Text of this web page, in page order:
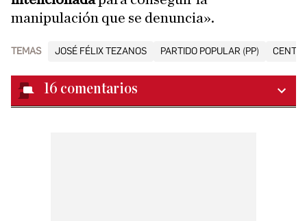
manipulación que se denuncia».
TEMAS JOSÉ FÉLIX TEZANOS PARTIDO POPULAR (PP)
16 comentarios